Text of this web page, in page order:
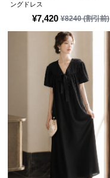
¥7,420 ¥8240(割引前)
ングドレス